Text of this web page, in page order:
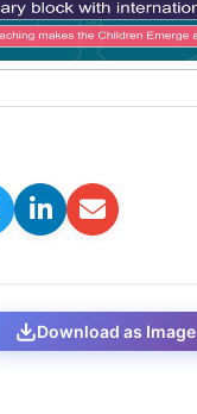
Download as Image